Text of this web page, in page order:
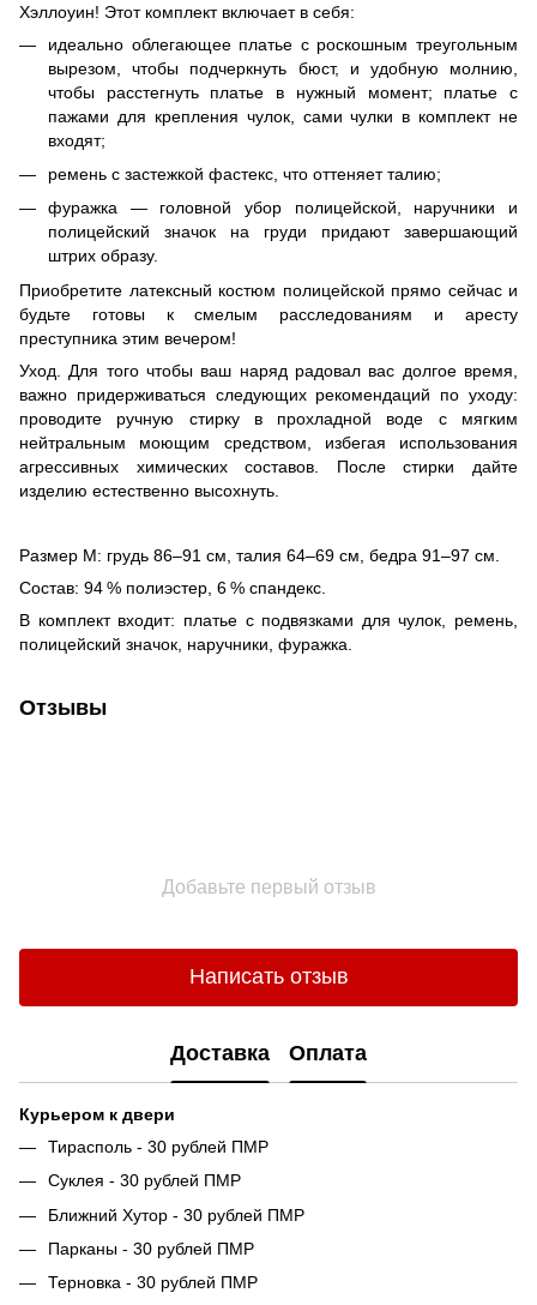
Хэллоуин! Этот комплект включает в себя:
идеально облегающее платье с роскошным треугольным
вырезом, чтобы подчеркнуть бюст, и удобную молнию,
чтобы расстегнуть платье в нужный момент; платье с
пажами для крепления чулок, сами чулки в комплект не
входят;
ремень с застежкой фастекс, что оттеняет талию;
фуражка — головной убор полицейской, наручники и
полицейский значок на груди придают завершающий
штрих образу.
Приобретите латексный костюм полицейской прямо сейчас и
будьте готовы к смелым расследованиям и аресту
преступника этим вечером!
Уход. Для того чтобы ваш наряд радовал вас долгое время,
важно придерживаться следующих рекомендаций по уходу:
проводите ручную стирку в прохладной воде с мягким
нейтральным моющим средством, избегая использования
агрессивных химических составов. После стирки дайте
изделию естественно высохнуть.
Размер М: грудь 86–91 см, талия 64–69 см, бедра 91–97 см.
Состав: 94 % полиэстер, 6 % спандекс.
В комплект входит: платье с подвязками для чулок, ремень,
полицейский значок, наручники, фуражка.
Отзывы
Добавьте первый отзыв
Написать отзыв
Доставка Оплата
Курьером к двери
Тирасполь - 30 рублей ПМР
Суклея - 30 рублей ПМР
Ближний Хутор - 30 рублей ПМР
Парканы - 30 рублей ПМР
Терновка - 30 рублей ПМР